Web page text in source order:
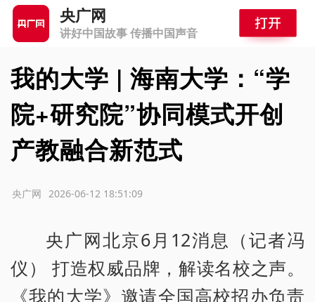
央广网
讲好中国故事 传播中国声音
我的大学 | 海南大学：“学
院+研究院”协同模式开创
产教融合新范式
2026-06-12 18:51:09
央广网
央广网北京6月12消息（记者冯
仪） 打造权威品牌，解读名校之声。
《我的大学》邀请全国高校招办负责